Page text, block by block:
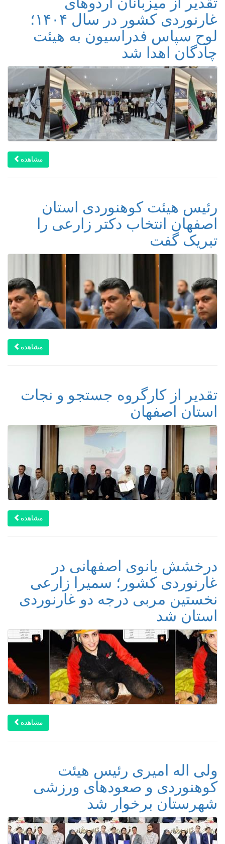
غارنوردی کشور در سال ۱۴۰۴؛
لوح سپاس فدراسیون به هیئت
چادگان اهدا شد
مشاهده
رئیس هیئت کوهنوردی استان
اصفهان انتخاب دکتر زارعی را
تبریک گفت
مشاهده
تقدیر از کارگروه جستجو و نجات
استان اصفهان
مشاهده
درخشش بانوی اصفهانی در
غارنوردی کشور؛ سمیرا زارعی
نخستین مربی درجه‌ دو غارنوردی
استان شد
مشاهده
ولی اله امیری رئیس هیئت
کوهنوردی و صعودهای ورزشی
شهرستان برخوار شد